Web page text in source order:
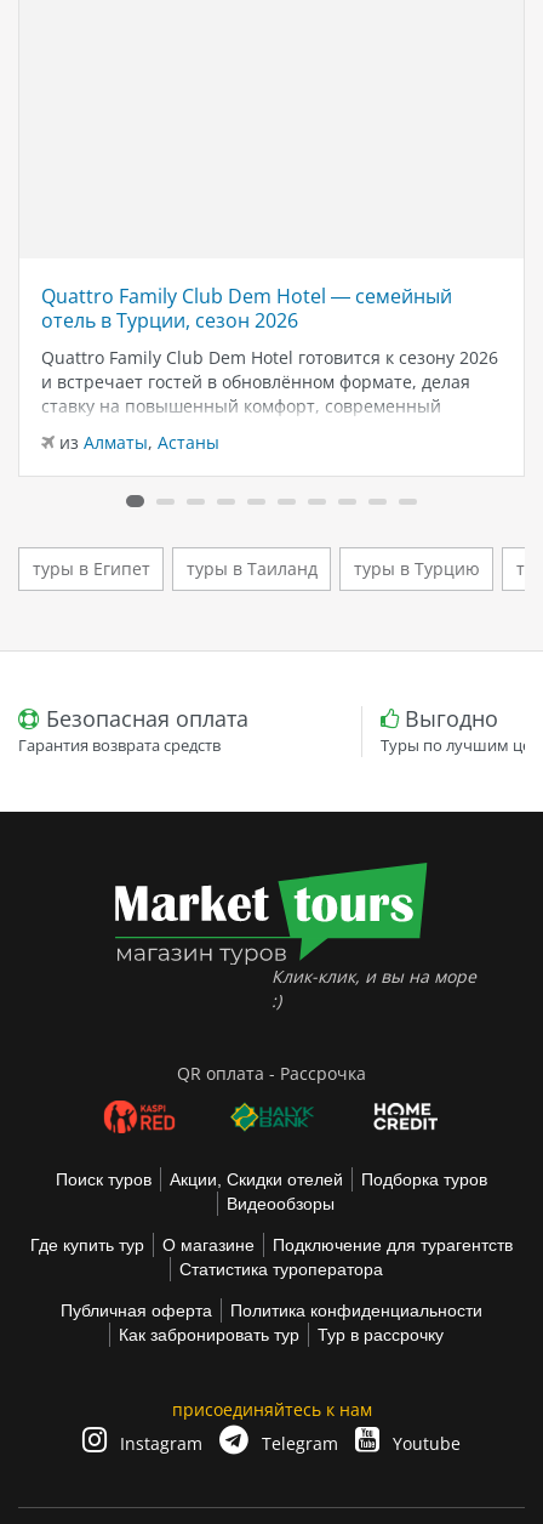
Quattro Family Club Dem Hotel — семейный
отель в Турции, сезон 2026
Quattro Family Club Dem Hotel готовится к сезону 2026
и встречает гостей в обновлённом формате, делая
ставку на повышенный комфорт, современный
моря. Отель остаётся популярным выбором для тех,
кто ищет семейный отель в…
из Алматы, Астаны
туры в Египет туры в Таиланд туры в Турцию
Безопасная оплата
Гарантия возврата средств
Выгодно
Туры по лучшим
Клик-клик, и вы на море
:)
QR оплата - Рассрочка
Поиск туров Акции, Скидки отелей
Подборка туров
Видеообзоры
Где купить тур О магазине
Подключение для турагентств
Статистика туроператора
Публичная оферта
Политика конфиденциальности
Как забронировать тур
Тур в рассрочку
присоединяйтесь к нам
Instagram
Telegram Youtube